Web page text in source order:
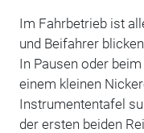
Im Fahrbetrieb ist
und Beifahrer
In Pausen oder
einem kleinen
Instrumententafel
der ersten beiden